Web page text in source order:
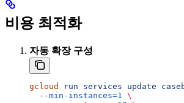
비용 최적화
자동 확장 구성
gcloud run services update
  --min-instances=1
\